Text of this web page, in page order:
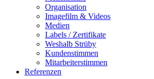
Organisation
Imagefilm & Videos
Medien
Labels / Zertifikate
Weshalb Strüby
Kundenstimmen
Mitarbeiterstimmen
Referenzen